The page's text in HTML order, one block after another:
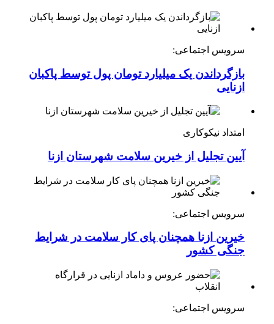
سرویس اجتماعی:
بازگرداندن یک میلیارد تومان پول توسط پاکبان
ازنایی
امتداد نیکوکاری
آیین تجلیل از خیرین سلامت شهرستان ازنا
سرویس اجتماعی:
خیرین ازنا همچنان پای کار سلامت در شرایط
جنگی کشور
سرویس اجتماعی: